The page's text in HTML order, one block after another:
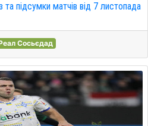
підсумки матчів від 7 листопада
Сосьєдад